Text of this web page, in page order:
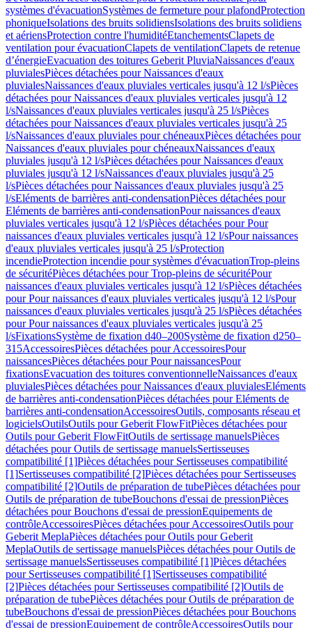
systèmes d'évacuationSystèmes de fermeture pour plafondProtection
phoniqueIsolations des bruits solidiensIsolations des bruits solidiens
et aériensProtection contre l'humiditéEtanchementsClapets de
ventilation pour évacuationClapets de ventilationClapets de retenue
d’énergieEvacuation des toitures Geberit PluviaNaissances d'eaux
pluvialesPièces détachées pour Naissances d'eaux
pluvialesNaissances d'eaux pluviales verticales jusqu'à 12 l/sPièces
détachées pour Naissances d'eaux pluviales verticales jusqu'à 12
l/sNaissances d'eaux pluviales verticales jusqu'à 25 l/sPièces
détachées pour Naissances d'eaux pluviales verticales jusqu'à 25
l/sNaissances d'eaux pluviales pour chéneauxPièces détachées pour
Naissances d'eaux pluviales pour chéneauxNaissances d'eaux
pluviales jusqu'à 12 l/sPièces détachées pour Naissances d'eaux
pluviales jusqu'à 12 l/sNaissances d'eaux pluviales jusqu'à 25
l/sPièces détachées pour Naissances d'eaux pluviales jusqu'à 25
l/sEléments de barrières anti-condensationPièces détachées pour
Eléments de barrières anti-condensationPour naissances d'eaux
pluviales verticales jusqu'à 12 l/sPièces détachées pour Pour
naissances d'eaux pluviales verticales jusqu'à 12 l/sPour naissances
d'eaux pluviales verticales jusqu'à 25 l/sProtection
incendieProtection incendie pour systèmes d'évacuationTrop-pleins
de sécuritéPièces détachées pour Trop-pleins de sécuritéPour
naissances d'eaux pluviales verticales jusqu'à 12 l/sPièces détachées
pour Pour naissances d'eaux pluviales verticales jusqu'à 12 l/sPour
naissances d'eaux pluviales verticales jusqu'à 25 l/sPièces détachées
pour Pour naissances d'eaux pluviales verticales jusqu'à 25
l/sFixationsSystème de fixation d40–200Système de fixation d250–
315AccessoiresPièces détachées pour AccessoiresPour
naissancesPièces détachées pour Pour naissancesPour
fixationsEvacuation des toitures conventionnelleNaissances d'eaux
pluvialesPièces détachées pour Naissances d'eaux pluvialesEléments
de barrières anti-condensationPièces détachées pour Eléments de
barrières anti-condensationAccessoiresOutils, composants réseau et
logicielsOutilsOutils pour Geberit FlowFitPièces détachées pour
Outils pour Geberit FlowFitOutils de sertissage manuelsPièces
détachées pour Outils de sertissage manuelsSertisseuses
compatibilité [1]Pièces détachées pour Sertisseuses compatibilité
[1]Sertisseuses compatibilité [2]Pièces détachées pour Sertisseuses
compatibilité [2]Outils de préparation de tubePièces détachées pour
Outils de préparation de tubeBouchons d'essai de pressionPièces
détachées pour Bouchons d'essai de pressionEquipements de
contrôleAccessoiresPièces détachées pour AccessoiresOutils pour
Geberit MeplaPièces détachées pour Outils pour Geberit
MeplaOutils de sertissage manuelsPièces détachées pour Outils de
sertissage manuelsSertisseuses compatibilité [1]Pièces détachées
pour Sertisseuses compatibilité [1]Sertisseuses compatibilité
[2]Pièces détachées pour Sertisseuses compatibilité [2]Outils de
préparation de tubePièces détachées pour Outils de préparation de
tubeBouchons d'essai de pressionPièces détachées pour Bouchons
d'essai de pressionEquipement de contrôleAccessoiresOutils pour